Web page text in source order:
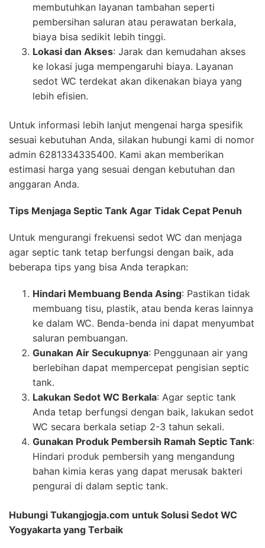
membutuhkan layanan tambahan seperti
pembersihan saluran atau perawatan berkala,
biaya bisa sedikit lebih tinggi.
Lokasi dan Akses: Jarak dan kemudahan akses
ke lokasi juga mempengaruhi biaya. Layanan
sedot WC terdekat akan dikenakan biaya yang
lebih efisien.
Untuk informasi lebih lanjut mengenai harga spesifik
sesuai kebutuhan Anda, silakan hubungi kami di nomor
admin 6281334335400. Kami akan memberikan
estimasi harga yang sesuai dengan kebutuhan dan
anggaran Anda.
Tips Menjaga Septic Tank Agar Tidak Cepat Penuh
Untuk mengurangi frekuensi sedot WC dan menjaga
agar septic tank tetap berfungsi dengan baik, ada
beberapa tips yang bisa Anda terapkan:
Hindari Membuang Benda Asing: Pastikan tidak
membuang tisu, plastik, atau benda keras lainnya
ke dalam WC. Benda-benda ini dapat menyumbat
saluran pembuangan.
Gunakan Air Secukupnya: Penggunaan air yang
berlebihan dapat mempercepat pengisian septic
tank.
Lakukan Sedot WC Berkala: Agar septic tank
Anda tetap berfungsi dengan baik, lakukan sedot
WC secara berkala setiap 2-3 tahun sekali.
Gunakan Produk Pembersih Ramah Septic Tank:
Hindari produk pembersih yang mengandung
bahan kimia keras yang dapat merusak bakteri
pengurai di dalam septic tank.
Hubungi Tukangjogja.com untuk Solusi Sedot WC
Yogyakarta yang Terbaik